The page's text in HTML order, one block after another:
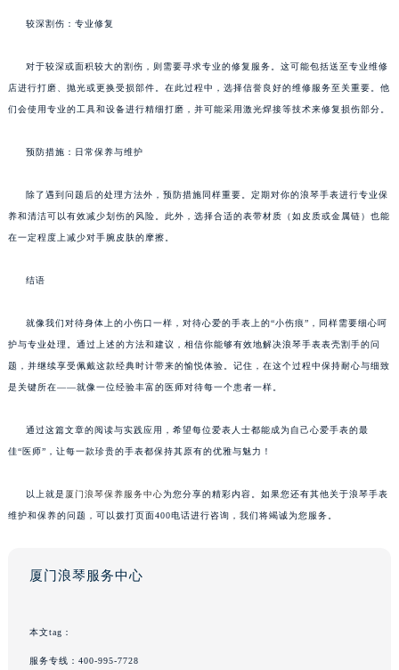
较深割伤：专业修复
对于较深或面积较大的割伤，则需要寻求专业的修复服务。这可能包括送至专业维修
店进行打磨、抛光或更换受损部件。在此过程中，选择信誉良好的维修服务至关重要。他
们会使用专业的工具和设备进行精细打磨，并可能采用激光焊接等技术来修复损伤部分。
预防措施：日常保养与维护
除了遇到问题后的处理方法外，预防措施同样重要。定期对你的浪琴手表进行专业保
养和清洁可以有效减少划伤的风险。此外，选择合适的表带材质（如皮质或金属链）也能
在一定程度上减少对手腕皮肤的摩擦。
结语
就像我们对待身体上的小伤口一样，对待心爱的手表上的“小伤痕”，同样需要细心呵
护与专业处理。通过上述的方法和建议，相信你能够有效地解决浪琴手表表壳割手的问
题，并继续享受佩戴这款经典时计带来的愉悦体验。记住，在这个过程中保持耐心与细致
是关键所在——就像一位经验丰富的医师对待每一个患者一样。
通过这篇文章的阅读与实践应用，希望每位爱表人士都能成为自己心爱手表的最
佳“医师”，让每一款珍贵的手表都保持其原有的优雅与魅力！
以上就是 厦门浪琴保养服务中心为您分享的精彩内容。如果您还有其他关于浪琴手表
维护和保养的问题，可以拨打页面400电话进行咨询，我们将竭诚为您服务。
厦门浪琴服务中心
本文tag：
服务专线： 400-995-7728